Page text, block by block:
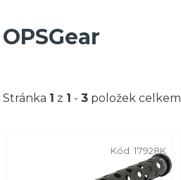
OPSGear
Stránka 1 z 1 - 3 položek celkem
Kód:17928K